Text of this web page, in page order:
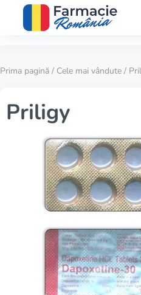
Prima pagină / Cele mai vândute /
Priligy